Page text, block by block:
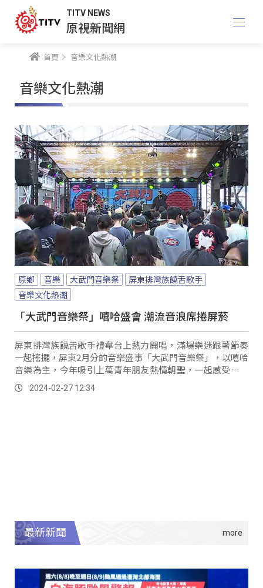
TITV NEWS
原視新聞網
首頁 音樂文化熱潮
音樂文化熱潮
原鄉 音樂 大武門音樂祭
屏東排灣族饒舌歌手
音樂文化熱潮
「大武門音樂祭」嘻哈盛會 潮流音浪席捲屏菸
屏東排灣族饒舌歌手禮韋台上熱力開唱，滿場樂迷跟著節奏
一起搖擺，屏東2月分的音樂盛事「大武門音樂祭」，以嘻哈
音樂為主，今年吸引上萬青年朋友熱情朝聖，一起感受活力
四射的現場。
2024-02-27 12:34
最新新聞